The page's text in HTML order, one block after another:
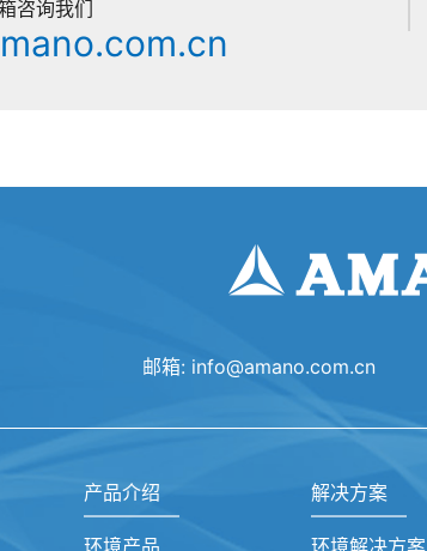
咨询我们
邮箱: info@amano.com.cn
产品介绍
环境产品
解决方案
环境解决方案